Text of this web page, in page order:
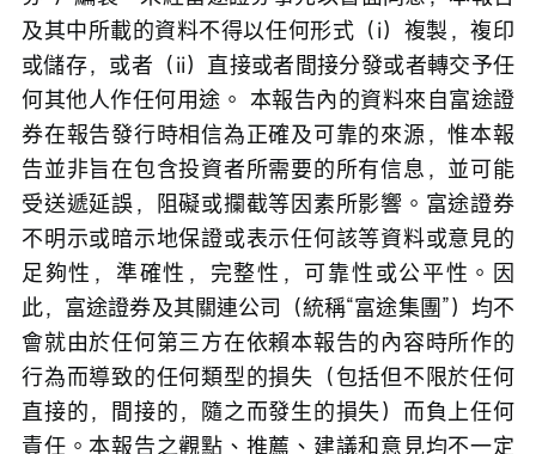
本報告由富途證券國際（香港）有限公司（“富途證
券”）編製。未經富途證券事先以書面同意，本報告
及其中所載的資料不得以任何形式（i）複製，複印
或儲存，或者（ii）直接或者間接分發或者轉交予任
何其他人作任何用途。 本報告內的資料來自富途證
券在報告發行時相信為正確及可靠的來源，惟本報
告並非旨在包含投資者所需要的所有信息，並可能
受送遞延誤，阻礙或攔截等因素所影響。富途證券
不明示或暗示地保證或表示任何該等資料或意見的
足夠性，準確性，完整性，可靠性或公平性。因
此，富途證券及其關連公司（統稱“富途集團”）均不
會就由於任何第三方在依賴本報告的內容時所作的
行為而導致的任何類型的損失（包括但不限於任何